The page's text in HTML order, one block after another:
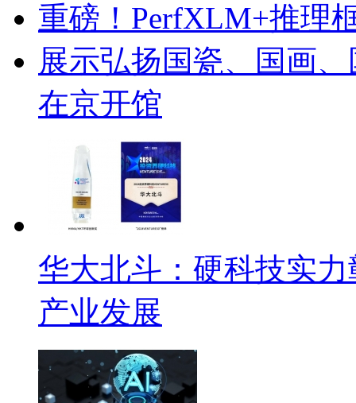
重磅！PerfXLM+推理
展示弘扬国瓷、国画
在京开馆
华大北斗：硬科技实
产业发展